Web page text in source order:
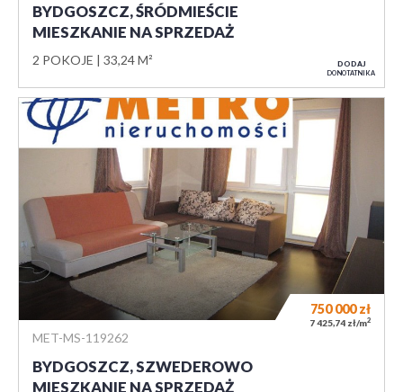
BYDGOSZCZ, ŚRÓDMIEŚCIE
MIESZKANIE NA SPRZEDAŻ
2 POKOJE 33,24 M² DODAJ
DO NOTATNIKA
MET-MS-119262
BYDGOSZCZ, SZWEDEROWO
MIESZKANIE NA SPRZEDAŻ
750 000zł
7 425,74 zł/m2